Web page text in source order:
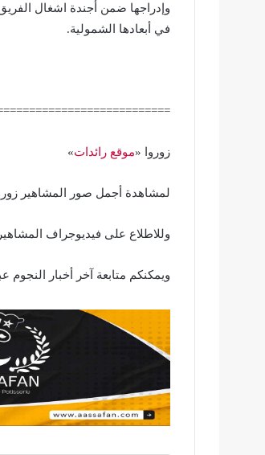
وإدراجها ضمن أجندة اشغال
في أبعادها الشمولية.
زوروا «موقع رائدات»
لمشاهدة أجمل صور المشاهير
وللاطلاع على فيديوجراف
ويمكنكم متابعة آخر أخبار النجوم